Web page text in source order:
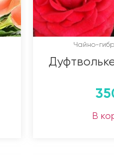
Чайно-
В